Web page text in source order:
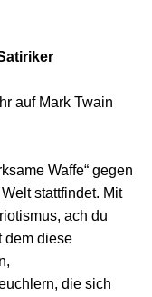
auf Mark Twain
Waffe“ gegen
stattfindet. Mit
ach du
dem diese
die sich